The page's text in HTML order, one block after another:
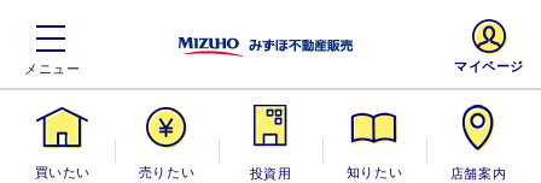
買いたい 売りたい
投資用・事業
知りたい 店舗案内
マイページ